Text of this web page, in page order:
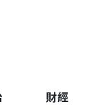
財經